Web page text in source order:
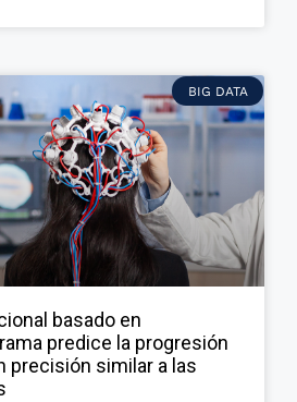
BIG DATA
basado en
predice la progresión
precisión similar a las